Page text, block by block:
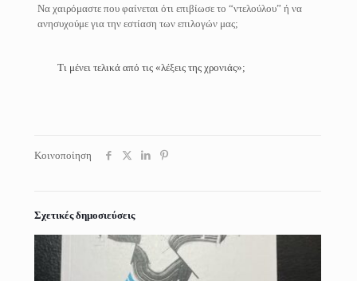
Να χαιρόμαστε που φαίνεται ότι επιβίωσε το “ντελούλου” ή να
ανησυχούμε για την εστίαση των επιλογών μας;
Τι μένει τελικά από τις «λέξεις της χρονιάς»;
Κοινοποίηση
Σχετικές δημοσιεύσεις